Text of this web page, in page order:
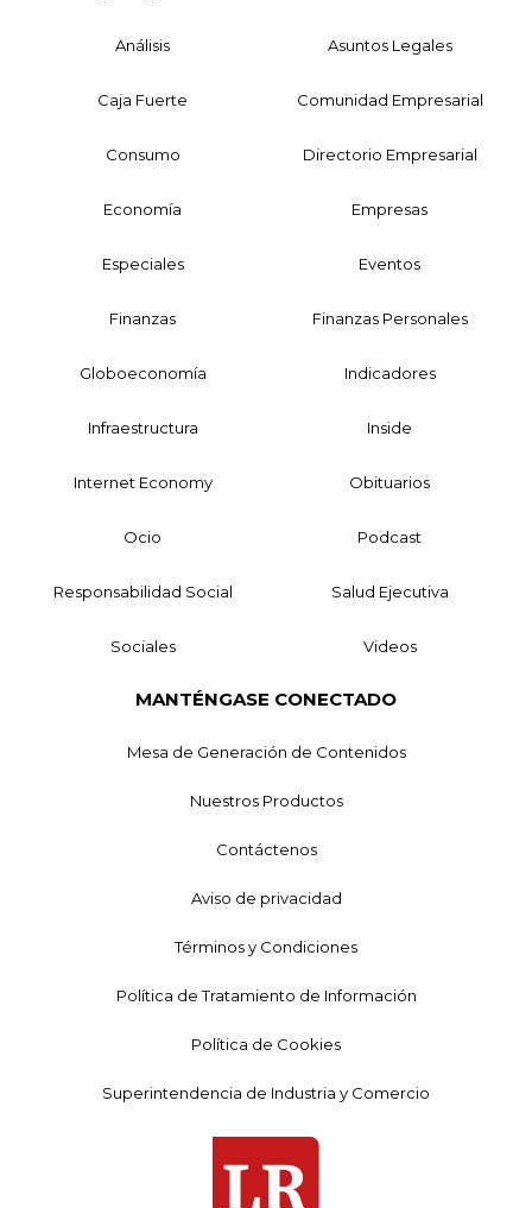
Análisis Asuntos Legales
Caja Fuerte Comunidad Empresarial
Consumo Directorio Empresarial
Economía Empresas
Especiales Eventos
Finanzas Finanzas Personales
Globoeconomía Indicadores
Infraestructura Inside
Internet Economy Obituarios
Ocio Podcast
Responsabilidad Social Salud Ejecutiva
Sociales Videos
MANTÉNGASE CONECTADO
Mesa de Generación de Contenidos
Nuestros Productos
Contáctenos
Aviso de privacidad
Términos y Condiciones
Política de Tratamiento de Información
Política de Cookies
Superintendencia de Industria y Comercio